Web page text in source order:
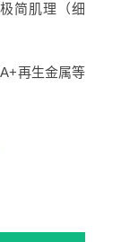
简肌理（细
再生金属等